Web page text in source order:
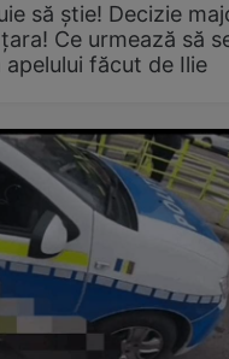
să știe! Decizie
Ce urmează să
făcut de Ilie